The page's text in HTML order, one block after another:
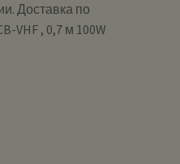
Доставка по
VHF , 0,7 м 100W